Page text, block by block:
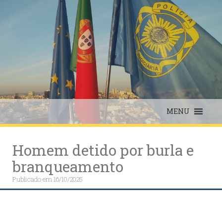
MENU
Homem detido por burla e
branqueamento
Publicado em16/10/2025